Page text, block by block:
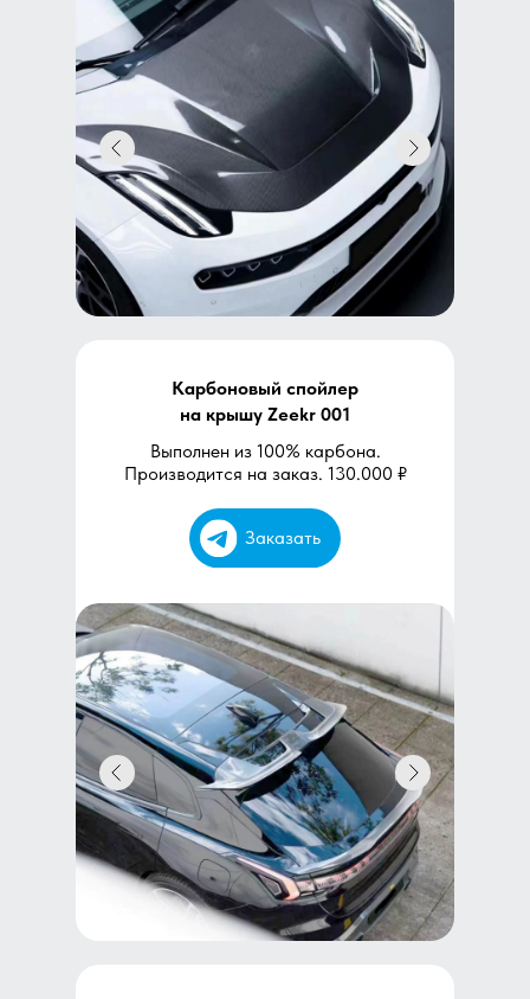
Выполнен из 100% карбона.
Производится на заказ. 130.000 ₽
Карбоновый спойлер
на крышу Zeekr 001
Заказать